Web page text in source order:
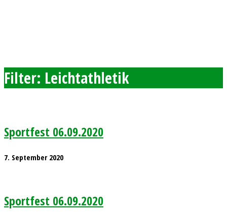
Filter: Leichtathletik
Sportfest 06.09.2020
7. September 2020
Sportfest 06.09.2020